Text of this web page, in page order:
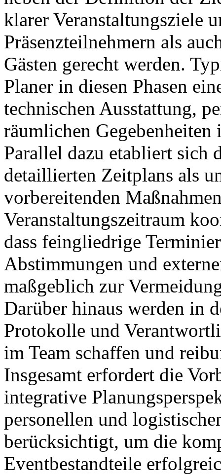
klarer Veranstaltungsziele
Präsenzteilnehmern als
Gästen gerecht werden.
Planer in diesen Phasen
technischen Ausstattung,
räumlichen
Parallel dazu etabliert sich
detaillierten Zeitplans als
vorbereitenden
Veranstaltungszeitraum
dass feingliedrige
Abstimmungen und
maßgeblich zur
Darüber hinaus werden in
Protokolle und
im Team schaffen und
Insgesamt erfordert die
integrative
personellen und
berücksichtigt, um die
Eventbestandteile